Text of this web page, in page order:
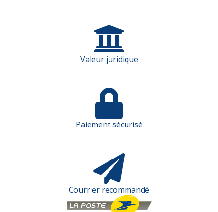
Valeur juridique
Paiement sécurisé
Courrier recommandé